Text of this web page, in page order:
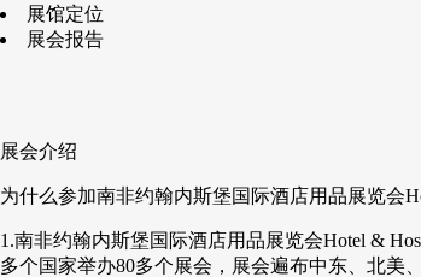
展馆定位
展会报告
展会介绍
为什么参加南非约翰内斯堡国际酒店用品展览会
1.南非约翰内斯堡国际酒店用品展览会Hotel &
多个国家举办80多个展会，展会遍布中东、北美